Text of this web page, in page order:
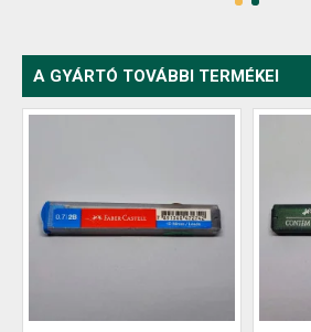
A GYÁRTÓ TOVÁBBI TERMÉKEI